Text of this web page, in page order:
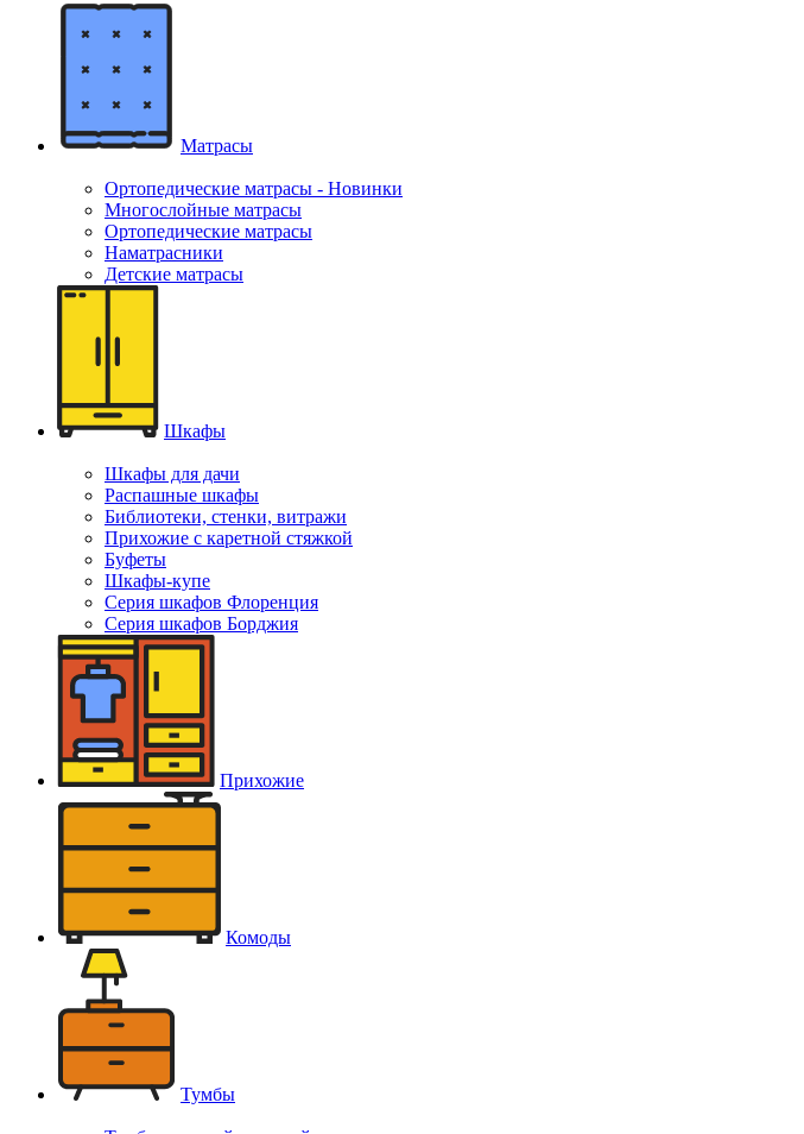
Матрасы
Ортопедические матрасы - Новинки
Многослойные матрасы
Ортопедические матрасы
Наматрасники
Детские матрасы
Шкафы
Шкафы для дачи
Распашные шкафы
Библиотеки, стенки, витражи
Прихожие с каретной стяжкой
Буфеты
Шкафы-купе
Серия шкафов Флоренция
Серия шкафов Борджия
Прихожие
Комоды
Тумбы